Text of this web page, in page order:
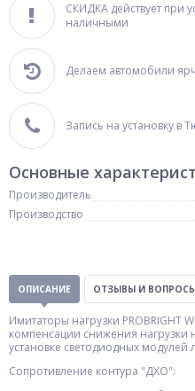
СКИДКА действует при
наличными
Делаем автомобили
Запись на установку в
Основные
Производитель
Производство
ОПИСАНИЕ ОТЗЫВЫ И
Имитаторы нагрузки PROBRIGHT
компенсации снижения нагрузки
установке светодиодных модулей
Сопротивление контура "ДХО":